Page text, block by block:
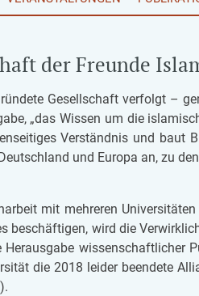
der Freunde
Ge­sell­schaft ver­folgt –
„das Wis­sen um die
Ver­ständ­nis und baut
und Eu­ro­pa an, zu
mit meh­re­ren
be­schäf­ti­gen, wird die
Her­aus­ga­be wis­sen­schaft­li­cher
die 2018 lei­der be­en­de­te